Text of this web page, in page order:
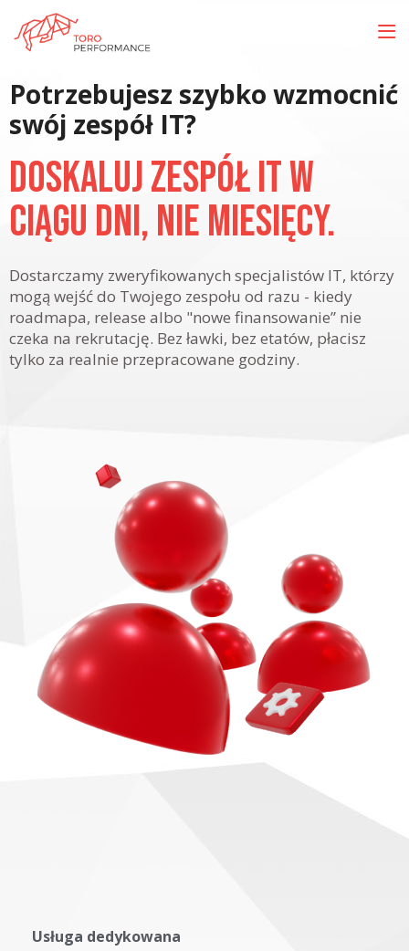
Potrzebujesz szybko wzmocnić
swój zespół IT?
Doskaluj zespół IT w
ciągu dni, nie miesięcy.
Dostarczamy zweryfikowanych specjalistów IT, którzy
mogą wejść do Twojego zespołu od razu - kiedy
roadmapa, release albo "nowe finansowanie” nie
czeka na rekrutację. Bez ławki, bez etatów, płacisz
tylko za realnie przepracowane godziny.
Usługa dedykowana